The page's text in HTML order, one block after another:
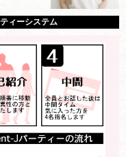
ィーシステム